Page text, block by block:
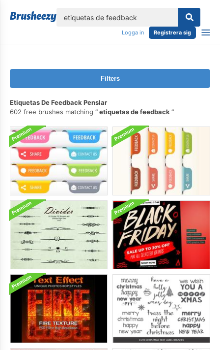
Logga in Registrera sig
Filters
Etiquetas De Feedback Penslar
602 free brushes matching
etiquetas de feedback